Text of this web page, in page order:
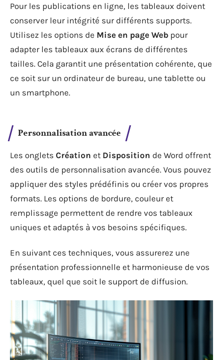
Pour les publications en ligne, les tableaux doivent
conserver leur intégrité sur différents supports.
Utilisez les options de Mise en page Web pour
adapter les tableaux aux écrans de différentes
tailles. Cela garantit une présentation cohérente, que
ce soit sur un ordinateur de bureau, une tablette ou
un smartphone.
Personnalisation avancée
Les onglets Création et Disposition de Word offrent
des outils de personnalisation avancée. Vous pouvez
appliquer des styles prédéfinis ou créer vos propres
formats. Les options de bordure, couleur et
remplissage permettent de rendre vos tableaux
uniques et adaptés à vos besoins spécifiques.
En suivant ces techniques, vous assurerez une
présentation professionnelle et harmonieuse de vos
tableaux, quel que soit le support de diffusion.